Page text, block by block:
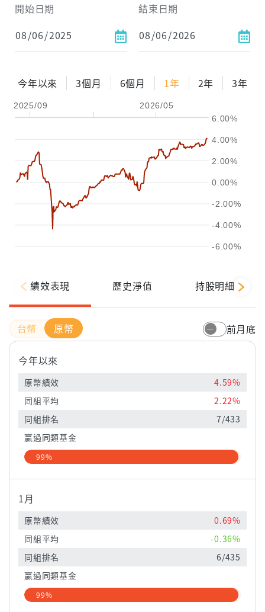
開始日期
結束日期
今年以來 3個月 6個月 1年 2年 3年
2025/09 2026/05
-6.00%
-4.00%
-2.00%
0.00%
2.00%
4.00%
6.00%
績效表現 歷史淨值 持股明細
原幣 前月底
今年以來
原幣績效
4.59%
同組平均
2.22%
同組排名
7/433
贏過同類基金
99%
1月
原幣績效
0.69%
同組平均
-0.36%
同組排名
6/435
贏過同類基金
99%